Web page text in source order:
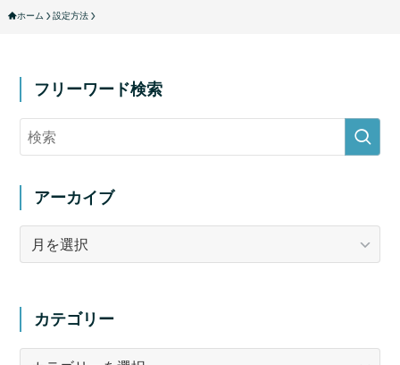
ホーム 設定方法
フリーワード検索
アーカイブ
カテゴリー